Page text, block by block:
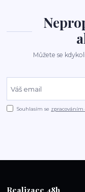
Můžete se
Souhlasím se zpracováním
Realizace 48h